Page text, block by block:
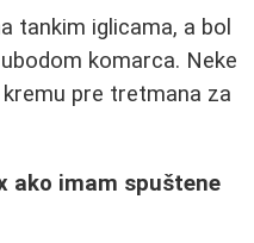
tankim iglicama, a bol
komarca. Neke
pre tretmana za
ako imam spuštene